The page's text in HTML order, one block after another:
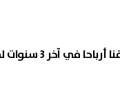
سنوات لم تحقق منذ 30 عاما